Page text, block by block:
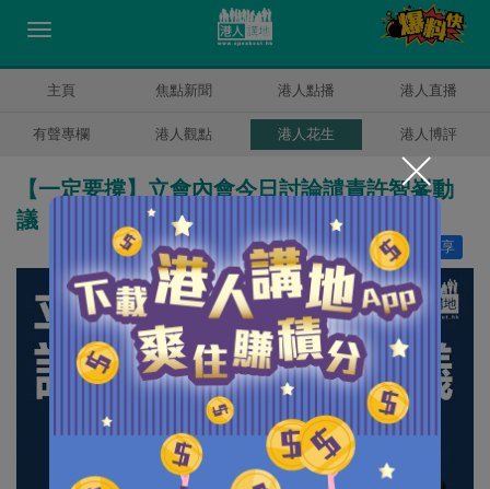
主頁 焦點新聞 港人點播 港人直播
有聲專欄 港人觀點 港人花生 港人博評
【一定要撐】立會內會今日討論譴責許智峯動
議
分享
讚好 1